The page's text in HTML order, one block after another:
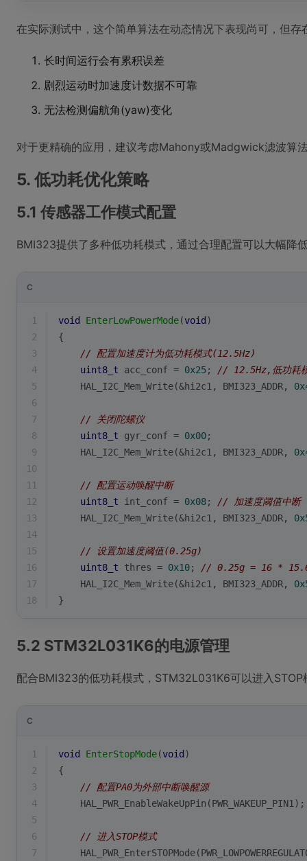
在实际测试中，这个简单算法在动态情况下表现尚可，但存
长时间运行会有累积误差
剧烈运动时加速度计数据不可靠
无法检测偏航角(yaw)变化
对于更精确的应用，建议考虑Mahony或Madgwick滤波算
5. 低功耗优化策略
5.1 传感器工作模式配置
BMI323提供了多种低功耗模式，通过合理配置可以大幅降
C
1 void EnterLowPowerMode(void )
2
{
3
// 配置加速度计为低功耗模式(12.5Hz)
4
uint8_t acc_conf = 0x25; // 12.5Hz,低功耗
5
    HAL_I2C_Mem_Write(&hi2c1, BMI323_ADDR,
6
7
// 关闭陀螺仪
8
uint8_t gyr_conf = 0x00;
9
    HAL_I2C_Mem_Write(&hi2c1, BMI323_ADDR,
10
11
// 配置运动唤醒中断
12
uint8_t int_conf = 0x08; // 加速度阈值中断
13
    HAL_I2C_Mem_Write(&hi2c1, BMI323_ADDR,
14
15
// 设置加速度阈值(0.25g)
16
uint8_t thres = 0x10; // 0.25g = 16 *
17
    HAL_I2C_Mem_Write(&hi2c1, BMI323_ADDR,
18
}
5.2 STM32L031K6的电源管理
配合BMI323的低功耗模式，STM32L031K6可以进入
C
1 void EnterStopMode(void )
2
{
3
// 配置PA0为外部中断唤醒源
4
    HAL_PWR_EnableWakeUpPin(PWR_WAKEUP_PIN1);
5
6
// 进入STOP模式
7